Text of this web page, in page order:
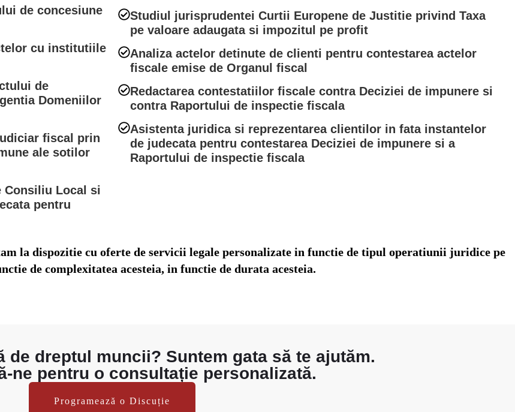
de concesiune
cu institutiile
de
Domeniilor
fiscal prin
ale sotilor
Consiliu Local si
pentru
Studiul jurisprudentei Curtii Europene de Justitie privind Taxa
pe valoare adaugata si impozitul pe profit
Analiza actelor detinute de clienti pentru contestarea actelor
fiscale emise de Organul fiscal
Redactarea contestatiilor fiscale contra Deciziei de impunere si
contra Raportului de inspectie fiscala
Asistenta juridica si reprezentarea clientilor in fata instantelor
de judecata pentru contestarea Deciziei de impunere si a
Raportului de inspectie fiscala
la dispozitie cu oferte de servicii legale personalizate in functie de tipul operatiunii juridice pe
de complexitatea acesteia, in functie de durata acesteia.
de dreptul muncii? Suntem gata să te ajutăm.
ne pentru o consultație personalizată.
Programează o Discuție